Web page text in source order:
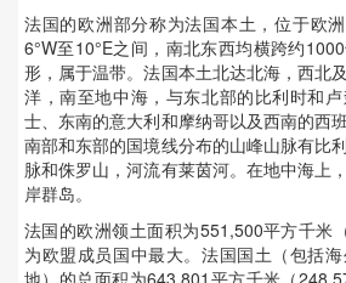
法国的欧洲部分称为法国本土，位于欧洲
6°W至10°E之间，南北东西均横跨约
形，属于温带。法国本土北达北海，西北
洋，南至地中海，与东北部的比利时和
士、东南的意大利和摩纳哥以及西南的西
南部和东部的国境线分布的山峰山脉有比
脉和侏罗山，河流有莱茵河。在地中海上
岸群岛。
法国的欧洲领土面积为551,500平方千米
为欧盟成员国中最大。法国国土（包括
地）的总面积为643,801平方千米（